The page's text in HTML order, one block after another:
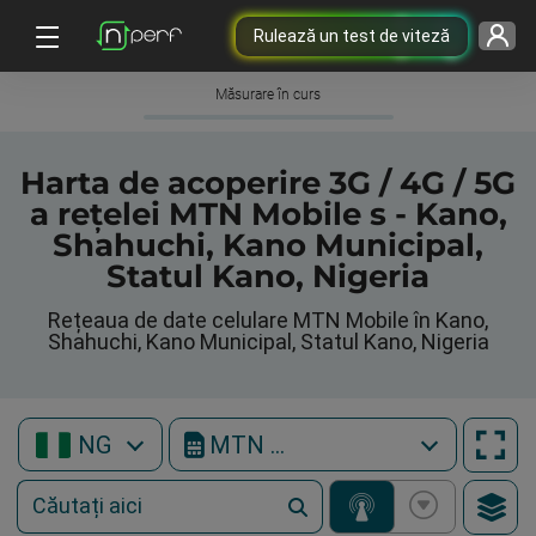
Rulează un test de viteză
Măsurare în curs
Harta de acoperire 3G / 4G / 5G
a rețelei MTN Mobile s - Kano,
Shahuchi, Kano Municipal,
Statul Kano, Nigeria
Rețeaua de date celulare MTN Mobile în Kano,
Shahuchi, Kano Municipal, Statul Kano, Nigeria
NG MTN Mobile